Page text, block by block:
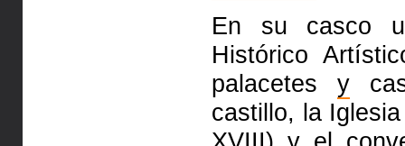
En su casco
Histórico
palacetes y
castillo, la